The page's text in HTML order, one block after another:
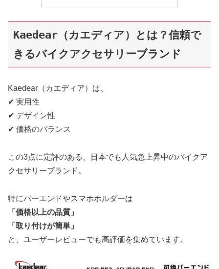
Kaedear（カエディア）とは？信頼で
きるバイクアクセサリーブランド
Kaedear（カエディア）は、
✔ 実用性
✔ デザイン性
✔ 価格のバランス
この3点に定評のある、日本でも人気急上昇中のバイクア
クセサリーブランド。
特にバーエンドやスマホホルダーは
「価格以上の品質」
「取り付けが簡単」
と、ユーザーレビューでも高評価を集めています。